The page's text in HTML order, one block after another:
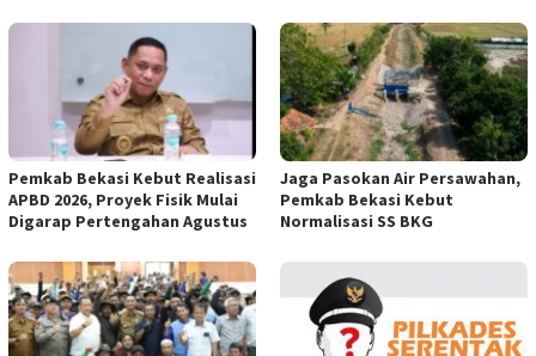
Pemkab Bekasi Kebut Realisasi
APBD 2026, Proyek Fisik Mulai
Digarap Pertengahan Agustus
Jaga Pasokan Air Persawahan,
Pemkab Bekasi Kebut
Normalisasi SS BKG